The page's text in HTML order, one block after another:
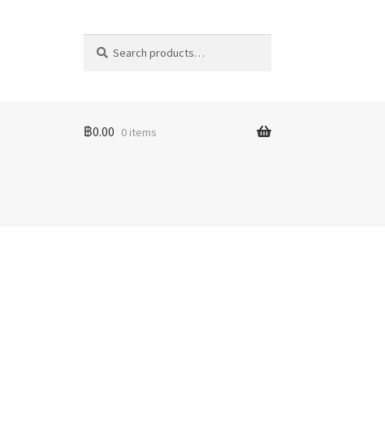
฿0.00 0 items